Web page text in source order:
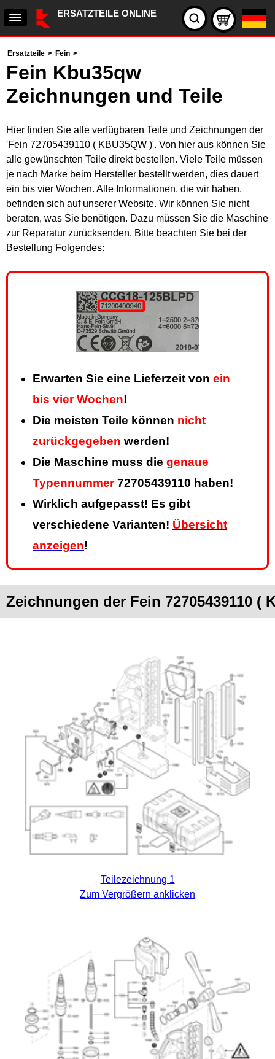
ERSATZTEILE ONLINE
Ersatzteile > Fein >
Fein Kbu35qw
Zeichnungen und Teile
Hier finden Sie alle verfügbaren Teile und Zeichnungen der
'Fein 72705439110 ( KBU35QW )'. Von hier aus können Sie
alle gewünschten Teile direkt bestellen. Viele Teile müssen
je nach Marke beim Hersteller bestellt werden, dies dauert
ein bis vier Wochen. Alle Informationen, die wir haben,
befinden sich auf unserer Website. Wir können Sie nicht
beraten, was Sie benötigen. Dazu müssen Sie die Maschine
zur Reparatur zurücksenden. Bitte beachten Sie bei der
Bestellung Folgendes:
Erwarten Sie eine Lieferzeit von ein
bis vier Wochen!
Die meisten Teile können nicht
zurückgegeben werden!
Die Maschine muss die genaue
Typennummer72705439110 haben!
Wirklich aufgepasst! Es gibt
verschiedene Varianten! Übersicht
anzeigen!
Zeichnungen der Fein 72705439110 (
Teilezeichnung 1
Zum Vergrößern anklicken